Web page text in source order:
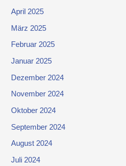
April 2025
März 2025
Februar 2025
Januar 2025
Dezember 2024
November 2024
Oktober 2024
September 2024
August 2024
Juli 2024